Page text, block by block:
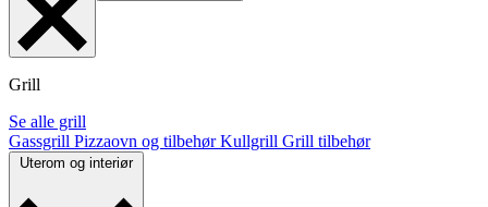
Grill
Se alle grill
Gassgrill Pizzaovn og tilbehørKullgrill Grill tilbehør
Uterom og interiør